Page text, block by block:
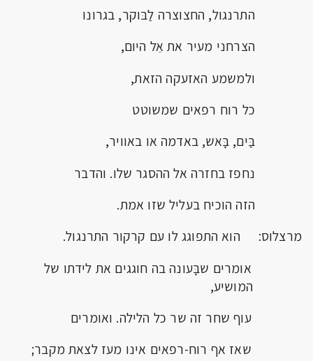
התרנגול, החצוצרה לַבּוקר, בגרונו
הצרחני מעיר את אֵל היום,
ולמשמע האזעקה הזאת,
כל רוח רפאים שמשוטט
בַּים, בָּאש, באדמה או באוויר,
נחפז בחזרה אל ההסגר שלו. והדבר
הזה הוכיח בעליל שזו אמת.
מרצלוס: הוא התפוגג לו עם קרקור התרנגול.
אומרים שבָּעונה בה חוגגים את לידתו של
המושיע,
עוף שחר זה שר כל הלילה. ואומרים
שאז אף רוח-רפאים אינו מעז לצאת מקבר;